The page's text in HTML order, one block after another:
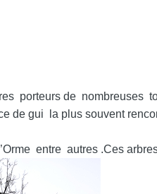
porteurs de nombreuses
de gui la plus souvent
entre autres .Ces